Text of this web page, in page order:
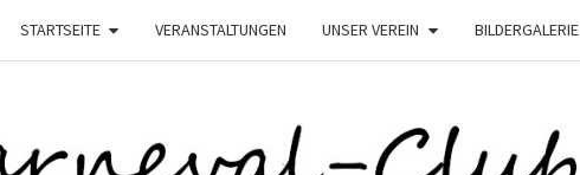
STARTSEITE VERANSTALTUNGEN UNSER VEREIN BILDERGALERIE